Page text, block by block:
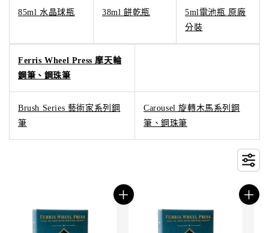
85ml 水晶球瓶 38ml 餅乾瓶
5ml電池瓶 原廠
分裝
Ferris Wheel Press 摩天輪
鋼筆、鋼珠筆
Brush Series 藝術家系列鋼
筆
Carousel 旋轉木馬系列鋼
筆、鋼珠筆